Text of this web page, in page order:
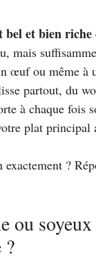
bel et bien riche
mais
œuf ou même à
partout, du
à chaque fois
plat principal
?
ou
?